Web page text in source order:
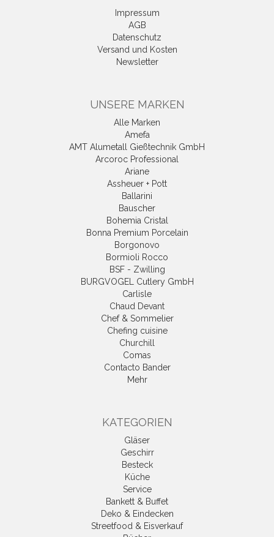
Impressum
AGB
Datenschutz
Versand und Kosten
Newsletter
UNSERE MARKEN
Alle Marken
Amefa
AMT Alumetall Gießtechnik GmbH
Arcoroc Professional
Ariane
Assheuer + Pott
Ballarini
Bauscher
Bohemia Cristal
Bonna Premium Porcelain
Borgonovo
Bormioli Rocco
BSF - Zwilling
BURGVOGEL Cutlery GmbH
Carlisle
Chaud Devant
Chef & Sommelier
Chefing cuisine
Churchill
Comas
Contacto Bander
Mehr
KATEGORIEN
Gläser
Geschirr
Besteck
Küche
Service
Bankett & Buffet
Deko & Eindecken
Streetfood & Eisverkauf